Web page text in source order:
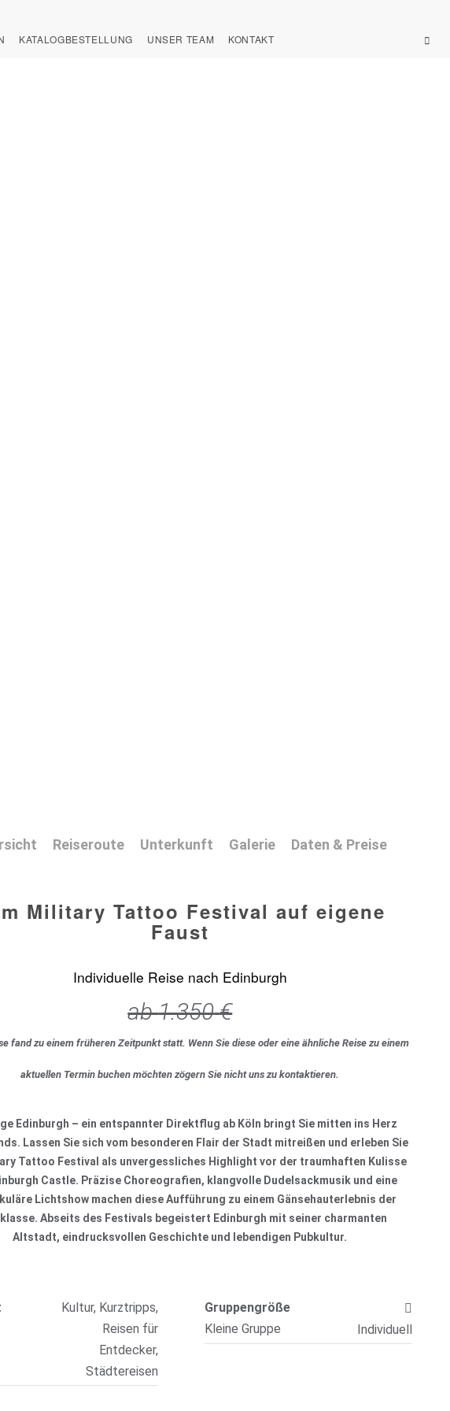
KATALOGBESTELLUNG UNSER TEAM KONTAKT
Reiseroute Unterkunft Galerie Daten & Preise
Military Tattoo Festival auf eigene
Faust
Individuelle Reise nach Edinburgh
ab1.350 €
fand zu einem früheren Zeitpunkt statt. Wenn Sie diese oder eine ähnliche Reise zu einem
aktuellen Termin buchen möchten zögern Sie nicht uns zu kontaktieren.
Edinburgh – ein entspannter Direktflug ab Köln bringt Sie mitten ins Herz
Lassen Sie sich vom besonderen Flair der Stadt mitreißen und erleben Sie
Tattoo Festival als unvergessliches Highlight vor der traumhaften Kulisse
Castle. Präzise Choreografien, klangvolle Dudelsackmusik und eine
Lichtshow machen diese Aufführung zu einem Gänsehauterlebnis der
Abseits des Festivals begeistert Edinburgh mit seiner charmanten
Altstadt, eindrucksvollen Geschichte und lebendigen Pubkultur.
Kultur, Kurztripps,
Reisen für
Entdecker,
Städtereisen
Gruppengröße
Kleine Gruppe
Individuell